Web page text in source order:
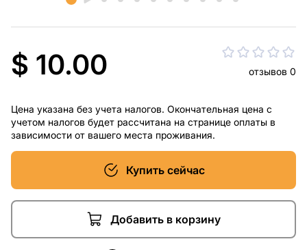
$ 10.00 отзывов 0
Цена указана без учета налогов. Окончательная цена с
учетом налогов будет рассчитана на странице оплаты в
зависимости от вашего места проживания.
Купить сейчас
Добавить в корзину